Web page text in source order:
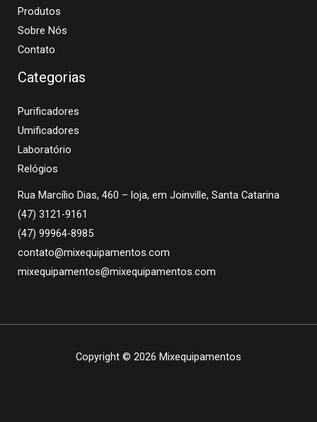
Produtos
Sobre Nós
Contato
Categorias
Purificadores
Umificadores
Laboratório
Relógios
Rua Marcílio Dias, 460 – loja, em Joinville, Santa Catarina
(47) 3121-9161
(47) 99964-8985
contato@mixequipamentos.com
mixequipamentos@mixequipamentos.com
Copyright © 2026 Mixequipamentos